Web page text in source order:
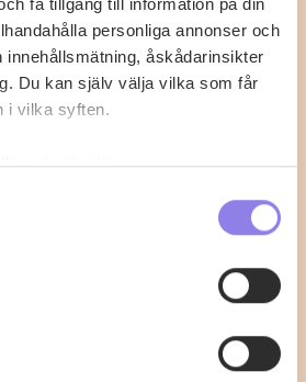
personliga annonser och
innehållsmätning, åskådarinsikter
Du kan själv välja vilka som får
i vilka syften.
vi även vilja:
på upp till flera meter
dina personliga uppgifter
tillbaka ditt samtycke när som
i ugn – Så lyckas du